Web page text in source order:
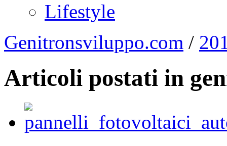
Lifestyle
Genitronsviluppo.com /
Articoli postati in